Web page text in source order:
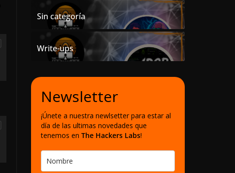
Sin categoría
Write-ups
Newsletter
¡Únete a nuestra newlsetter para estar al
día de las ultimas novedades que
tenemos en The Hackers Labs!